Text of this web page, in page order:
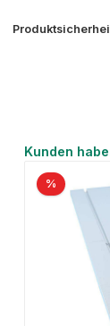
Produktgalerie
Kunden
%